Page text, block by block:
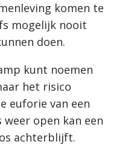
komen te
mogelijk nooit
doen.
kunt noemen
het risico
euforie van een
weer open kan een
achterblijft.